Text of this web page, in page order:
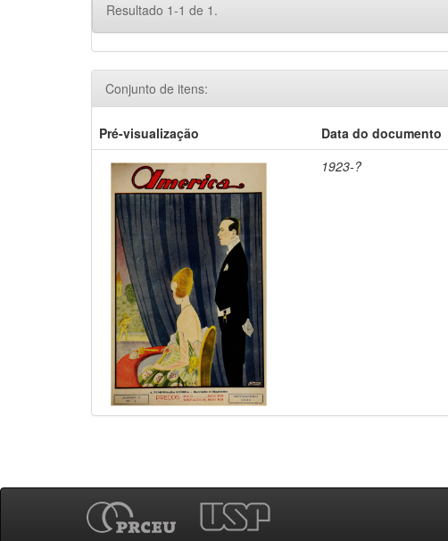
Resultado 1-1 de 1.
Conjunto de itens:
Pré-visualização Data do documento
1923-?